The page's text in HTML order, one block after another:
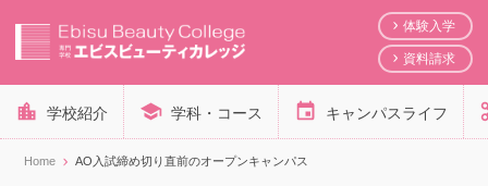
体験入学
資料請求
学校紹介 学科・コース キャンパスライフ
Home AO入試締め切り直前のオープンキャンパス